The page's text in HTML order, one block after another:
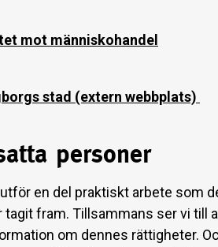
mot människohandel
stad (extern webbplats)
personer
en del praktiskt arbete som
tagit fram. Tillsammans ser vi till
om dennes rättigheter.